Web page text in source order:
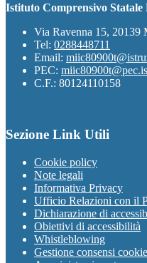
Istituto Comprensivo
Via Ravenna 15, 20139
Tel: 0288448711
Email:
PEC:
C.F.: 80124110158
Sezione Link Utili
Cookie policy
Note legali
Informativa Privacy
Ufficio Relazioni con il
Dichiarazione di
Obiettivi di accessibilità
Whistleblowing
Gestione consensi cookie